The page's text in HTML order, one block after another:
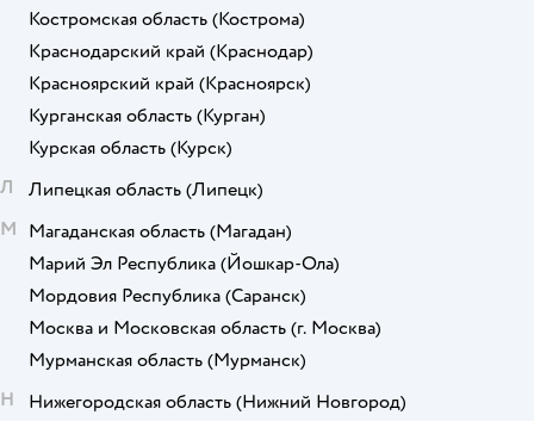
Костромская область (Кострома)
Краснодарский край (Краснодар)
Красноярский край (Красноярск)
Курганская область (Курган)
Курская область (Курск)
Л
Липецкая область (Липецк)
М Магаданская область (Магадан)
Марий Эл Республика (Йошкар-Ола)
Мордовия Республика (Саранск)
Москва и Московская область (г. Москва)
Мурманская область (Мурманск)
Н
Нижегородская область (Нижний Новгород)